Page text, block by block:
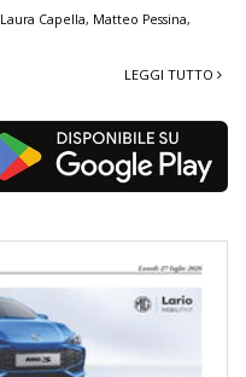
Laura Capella, Matteo Pessina,
LEGGI TUTTO